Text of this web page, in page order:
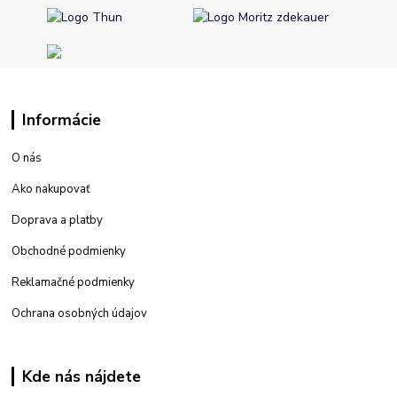
Informácie
O nás
Ako nakupovať
Doprava a platby
Obchodné podmienky
Reklamačné podmienky
Ochrana osobných údajov
Kde nás nájdete